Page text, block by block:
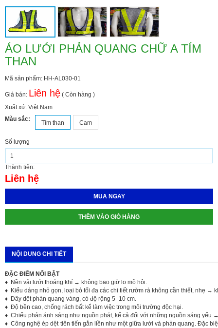
ÁO LƯỚI PHẢN QUANG CHỮ A TÍM
THAN
Mã sản phẩm: HH-AL030-01
Giá bán: Liên hệ ( Còn hàng )
Xuất xứ: Việt Nam
Màu sắc:
Tím than Cam
Số lượng
Thành tiền:
Liên hệ
MUA NGAY
THÊM VÀO GIỎ HÀNG
NỘI DUNG CHI TIẾT
ĐẶC ĐIỂM NỔI BẬT
♦ Nền vải lưới thoáng khí → không bao giờ lo mồ hôi.
♦ Kiểu dáng nhỏ gọn, loại bỏ tối đa các chi tiết rườm rà không cần thiết, nhẹ →
♦ Dây dệt phản quang vàng, có độ rộng 5- 10 cm.
♦ Độ bền cao, chống rách bất kể làm việc trong môi trường độc hại.
♦ Chiếu phản ánh sáng như nguồn phát, kể cả đối với những nguồn sáng yếu
♦Công nghệ ép dệt tiên tiến gắn liền như một giữa lưới và phản quang. Đặc